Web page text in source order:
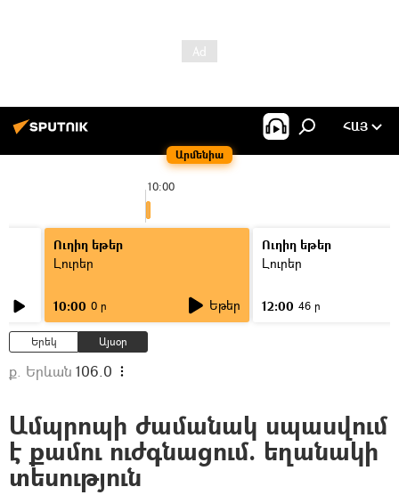
Արմենիա
ՀԱՅ
10:00
Ուղիղ եթեր
Լուրեր
10:00 0 ր Եթեր
Ուղիղ եթեր
Լուրեր
12:00 46 ր
Երեկ Այսօր
ք. Երևան 106.0
Ամպրոպի ժամանակ սպասվում
է քամու ուժգնացում. եղանակի
տեսություն